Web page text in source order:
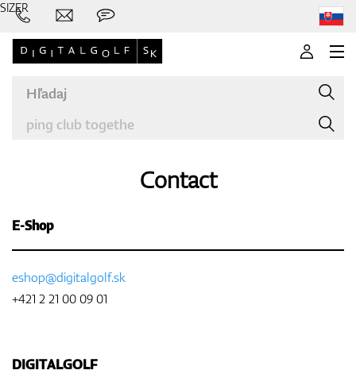
Contact
E-Shop
eshop@digitalgolf.sk
+421 2 21 00 09 01
DIGITALGOLF
SIZER